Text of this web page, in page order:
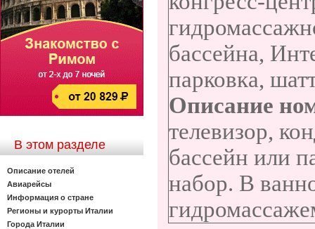
В этом разделе
Описание отелей
Авиарейсы
Информация о стране
Регионы и курорты Италии
Города Италии
бассейна,
парковка,
Описание
телевизор,
бассейн или
набор. В